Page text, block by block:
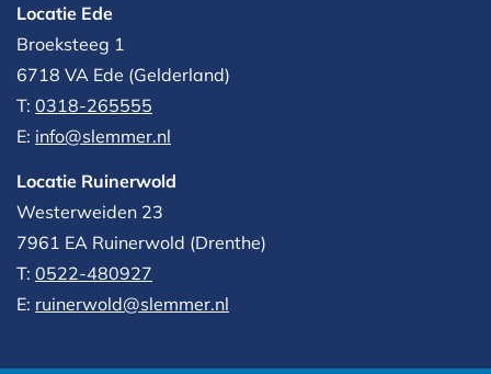
Locatie Ede
Broeksteeg 1
6718 VA Ede (Gelderland)
T: 0318-265555
E: info@slemmer.nl
Locatie Ruinerwold
Westerweiden 23
7961 EA Ruinerwold (Drenthe)
T: 0522-480927‬
E: ruinerwold@slemmer.nl